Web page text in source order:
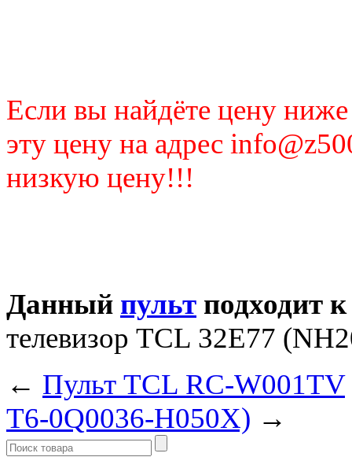
Если вы найдёте цену
эту цену на адрес
низкую цену!!!
Данный пульт подходит
телевизор TCL 32E77
← Пульт TCL RC-W001TV
T6-0Q0036-H050X) →